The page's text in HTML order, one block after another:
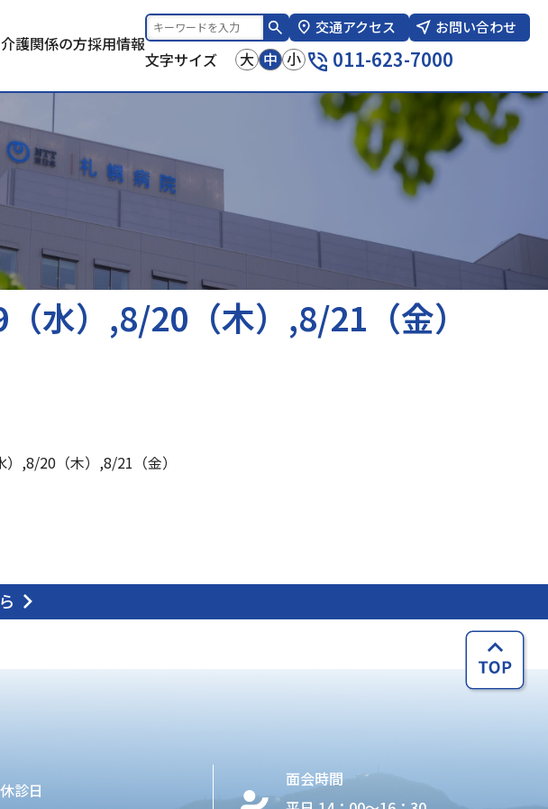
護関係の方採用情報
交通アクセス お問い合わせ
文字サイズ 大 中 小 011-623-7000
水）,8/20（木）,8/21（金）
,8/20（木）,8/21（金）
休診日
面会時間